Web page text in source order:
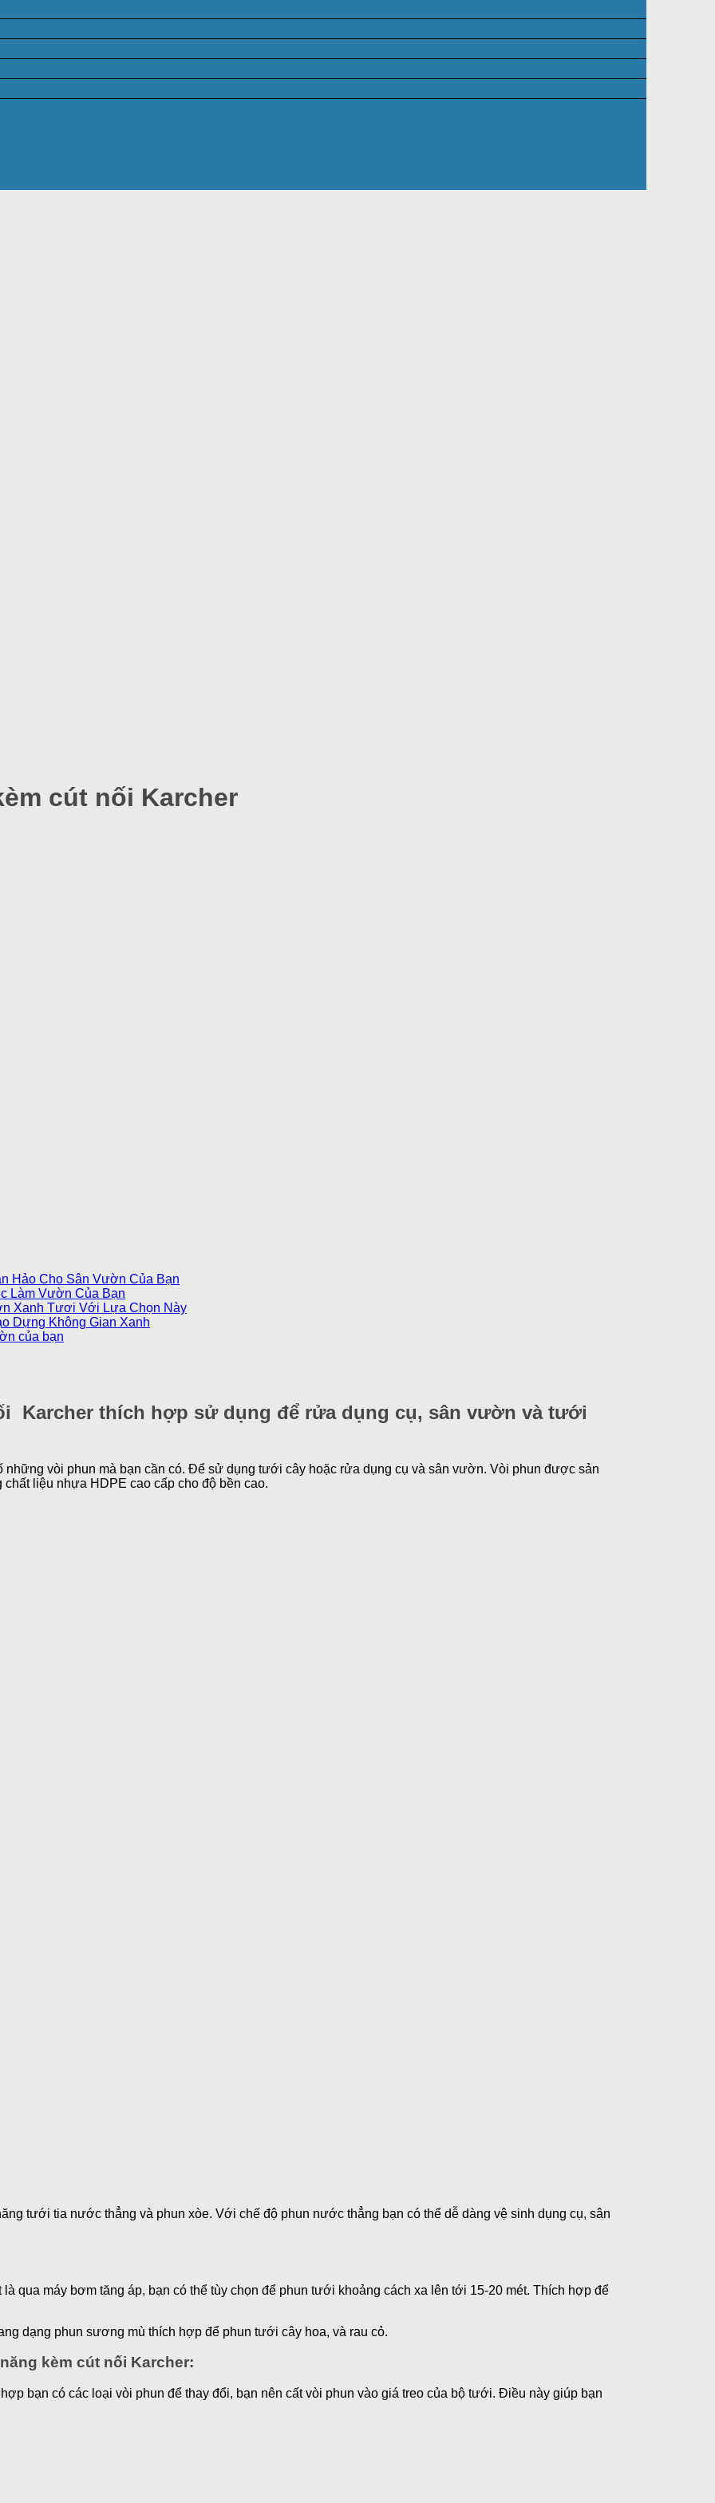
cút nối Karcher
Hảo Cho Sân Vườn Của Bạn
Làm Vườn Của Bạn
Xanh Tươi Với Lựa Chọn Này
Dựng Không Gian Xanh
của bạn
Karcher thích hợp sử dụng để rửa dụng cụ, sân vườn và tưới
những vòi phun mà bạn cần có. Để sử dụng tưới cây hoặc rửa dụng cụ và sân vườn. Vòi phun được sản
liệu nhựa HDPE cao cấp cho độ bền cao.
tưới tia nước thẳng và phun xòe. Với chế độ phun nước thẳng bạn có thể dễ dàng vệ sinh dụng cụ, sân
qua máy bơm tăng áp, bạn có thể tùy chọn để phun tưới khoảng cách xa lên tới 15-20 mét. Thích hợp để
dạng phun sương mù thích hợp để phun tưới cây hoa, và rau cỏ.
kèm cút nối Karcher:
bạn có các loại vòi phun để thay đổi, bạn nên cất vòi phun vào giá treo của bộ tưới. Điều này giúp bạn